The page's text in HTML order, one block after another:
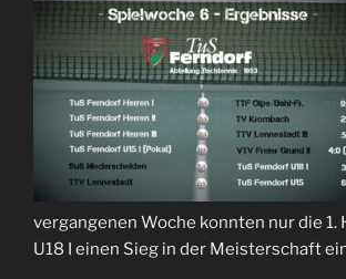
vergangenen Woche konnten nur die 1.
U18 I einen Sieg in der Meisterschaft